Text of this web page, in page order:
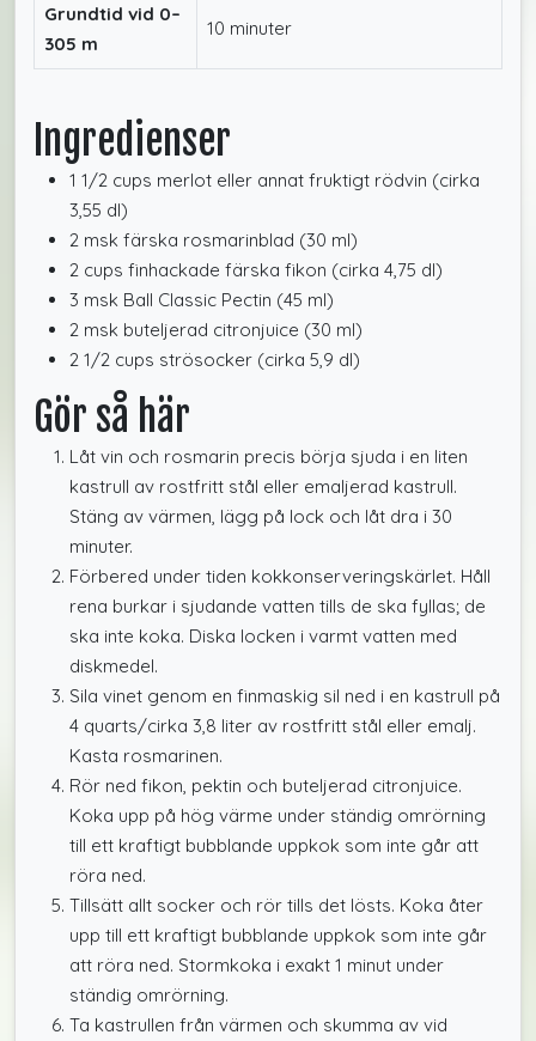
Grundtid vid 0–
305 m
10 minuter
Ingredienser
1 1/2 cups merlot eller annat fruktigt rödvin (cirka
3,55 dl)
2 msk färska rosmarinblad (30 ml)
2 cups finhackade färska fikon (cirka 4,75 dl)
3 msk Ball Classic Pectin (45 ml)
2 msk buteljerad citronjuice (30 ml)
2 1/2 cups strösocker (cirka 5,9 dl)
Gör så här
Låt vin och rosmarin precis börja sjuda i en liten
kastrull av rostfritt stål eller emaljerad kastrull.
Stäng av värmen, lägg på lock och låt dra i 30
minuter.
Förbered under tiden kokkonserveringskärlet. Håll
rena burkar i sjudande vatten tills de ska fyllas; de
ska inte koka. Diska locken i varmt vatten med
diskmedel.
Sila vinet genom en finmaskig sil ned i en kastrull på
4 quarts/cirka 3,8 liter av rostfritt stål eller emalj.
Kasta rosmarinen.
Rör ned fikon, pektin och buteljerad citronjuice.
Koka upp på hög värme under ständig omrörning
till ett kraftigt bubblande uppkok som inte går att
röra ned.
Tillsätt allt socker och rör tills det lösts. Koka åter
upp till ett kraftigt bubblande uppkok som inte går
att röra ned. Stormkoka i exakt 1 minut under
ständig omrörning.
Ta kastrullen från värmen och skumma av vid